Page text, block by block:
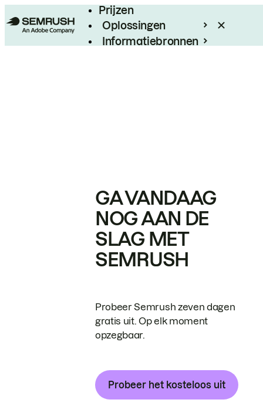
Prijzen
Oplossingen
Informatiebronnen
GA VANDAAG
NOG AAN DE
SLAG MET
SEMRUSH
Probeer Semrush zeven dagen
gratis uit. Op elk moment
opzegbaar.
Probeer het kosteloos uit